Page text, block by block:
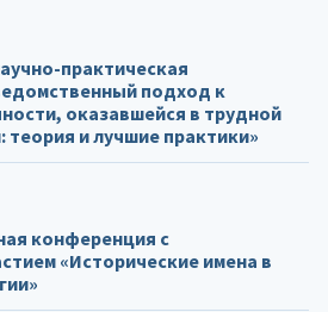
практическая
подход к
оказавшейся в трудной
теория и лучшие практики»
конференция с
«Исторические имена в